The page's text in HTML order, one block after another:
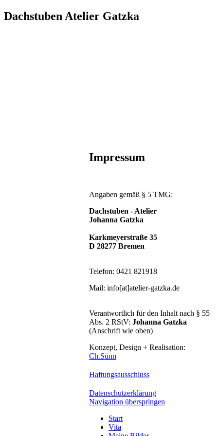
Dachstuben Atelier Gatzka
Impressum
Angaben gemäß § 5 TMG:
Dachstuben - Atelier
Johanna Gatzka
Karkmeyerstraße 35
D 28277 Bremen
Telefon: 0421 821918
Mail: info[at]atelier-gatzka.de
Verantwortlich für den Inhalt nach § 55
Abs. 2 RStV: Johanna Gatzka
(Anschrift wie oben)
Konzept, Design + Realisation:
Ch.Sünn
Haftungsausschluss
Datenschutzerklärung
Navigation überspringen
Start
Vita